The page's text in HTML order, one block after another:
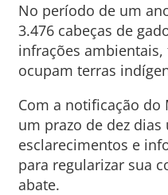
No período de um
3.476 cabeças de
infrações
ocupam terras
Com a notificação do
um prazo de dez
esclarecimentos e
para regularizar sua
abate.